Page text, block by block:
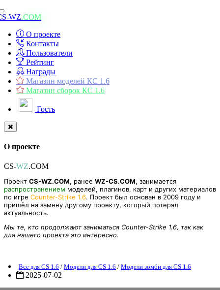
Toggle
navigation
WZ.COM
О проекте
Контакты
Пользователи
Рейтинг
Награды
Магазин моделей КС 1.6
Магазин сборок КС 1.6
Гость
О проекте
CS-WZ.COM
Проект CS-WZ.COM, ранее WZ-CS.COM, занимается
распространением моделей, плагинов, карт и других материалов
по игре Counter-Strike 1.6. Проект был основан в 2009 году и
пришёл на замену другому проекту, который потерял
актуальность.
Мы те, кто продолжают заниматься Counter-Strike 1.6, так как
для нашего проекта это интересно.
Все для CS 1.6 / Модели для CS 1.6 / Модели зомби для CS 1.6
2025-07-02